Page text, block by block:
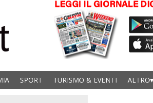
SPORT TURISMO & EVENTI ALTRO